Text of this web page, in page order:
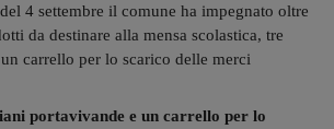
4 settembre il comune ha impegnato oltre
da destinare alla mensa scolastica, tre
carrello per lo scarico delle merci
portavivande e un carrello per lo